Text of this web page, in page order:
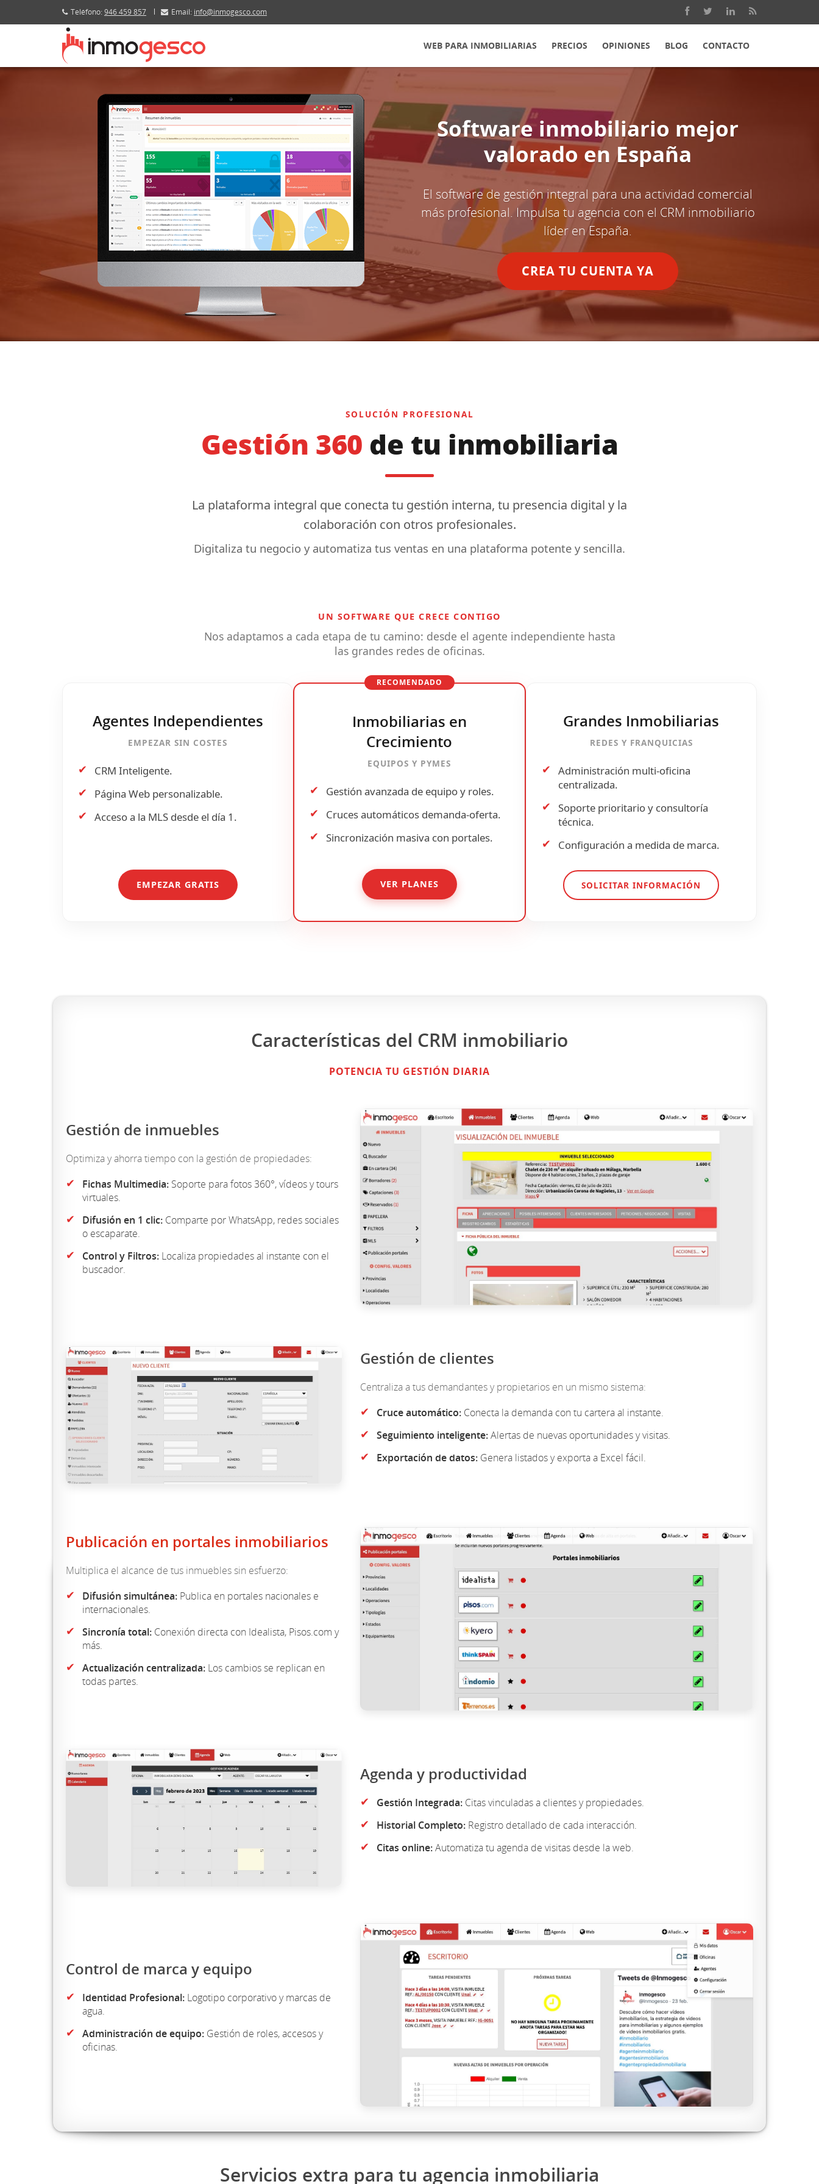
Teléfono: 946 459 857 Email: info@inmogesco.com
WEB PARA INMOBILIARIAS PRECIOS OPINIONES BLOG CONTACTO
Software inmobiliario mejor
valorado en España
El software de gestión integral para una actividad comercial
más profesional. Impulsa tu agencia con el CRM inmobiliario
líder en España.
CREA TU CUENTA YA
SOLUCIÓN PROFESIONAL
Gestión 360 de tu inmobiliaria
La plataforma integral que conecta tu gestión interna, tu presencia digital y la
colaboración con otros profesionales.
Digitaliza tu negocio y automatiza tus ventas en una plataforma potente y sencilla.
UN SOFTWARE QUE CRECE CONTIGO
Nos adaptamos a cada etapa de tu camino: desde el agente independiente hasta
las grandes redes de oficinas.
Agentes Independientes
EMPEZAR SIN COSTES
✔ CRM Inteligente.
✔ Página Web personalizable.
✔ Acceso a la MLS desde el día 1.
EMPEZAR GRATIS
RECOMENDADO
Inmobiliarias en
Crecimiento
EQUIPOS Y PYMES
✔ Gestión avanzada de equipo y roles.
✔ Cruces automáticos demanda-oferta.
✔ Sincronización masiva con portales.
VER PLANES
Grandes Inmobiliarias
REDES Y FRANQUICIAS
✔
Administración multi-oficina
centralizada.
✔
Soporte prioritario y consultoría
técnica.
✔ Configuración a medida de marca.
SOLICITAR INFORMACIÓN
Características del CRM inmobiliario
POTENCIA TU GESTIÓN DIARIA
Gestión de inmuebles
Optimiza y ahorra tiempo con la gestión de propiedades:
✔ Fichas Multimedia: Soporte para fotos 360°, vídeos y tours
virtuales.
✔ Difusión en 1 clic: Comparte por WhatsApp, redes sociales
o escaparate.
✔ Control y Filtros: Localiza propiedades al instante con el
buscador.
Gestión de clientes
Centraliza a tus demandantes y propietarios en un mismo sistema:
✔ Cruce automático:Conecta la demanda con tu cartera al instante.
✔ Seguimiento inteligente:Alertas de nuevas oportunidades y visitas.
✔ Exportación de datos:Genera listados y exporta a Excel fácil.
Publicación en portales inmobiliarios
Multiplica el alcance de tus inmuebles sin esfuerzo:
✔ Difusión simultánea: Publica en portales nacionales e
internacionales.
✔ Sincronía total: Conexión directa con Idealista, Pisos.com y
más.
✔ Actualización centralizada: Los cambios se replican en
todas partes.
Agenda y productividad
✔ Gestión Integrada:Citas vinculadas a clientes y propiedades.
✔ Historial Completo:Registro detallado de cada interacción.
✔ Citas online:Automatiza tu agenda de visitas desde la web.
Control de marca y equipo
✔ Identidad Profesional: Logotipo corporativo y marcas de
agua.
✔ Administración de equipo: Gestión de roles, accesos y
oficinas.
Servicios extra para tu agencia inmobiliaria